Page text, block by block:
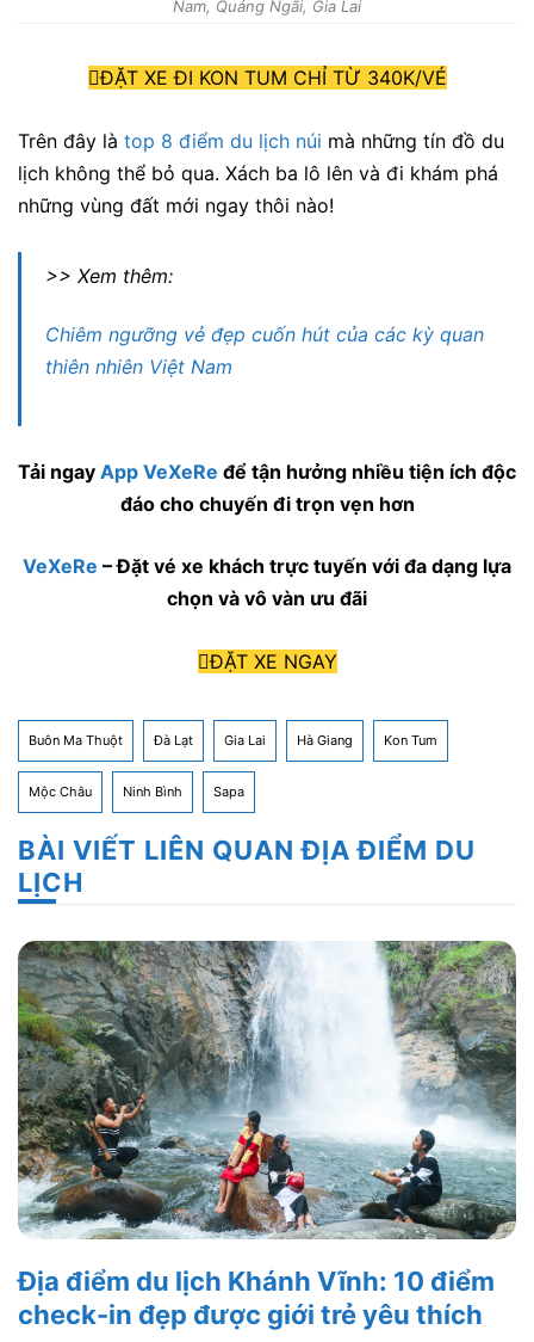
Nam, Quảng Ngãi, Gia Lai
ĐẶT XE ĐI KON TUM CHỈ TỪ 340K/VÉ
Trên đây là top 8 điểm du lịch núi mà những tín đồ du
lịch không thể bỏ qua. Xách ba lô lên và đi khám phá
những vùng đất mới ngay thôi nào!
>> Xem thêm:
Chiêm ngưỡng vẻ đẹp cuốn hút của các kỳ quan
thiên nhiên Việt Nam
Tải ngay App VeXeRe để tận hưởng nhiều tiện ích độc
đáo cho chuyến đi trọn vẹn hơn
VeXeRe – Đặt vé xe khách trực tuyến với đa dạng lựa
chọn và vô vàn ưu đãi
ĐẶT XE NGAY
Buôn Ma Thuột Đà Lạt Gia Lai Hà Giang Kon Tum
Mộc Châu Ninh Bình Sapa
BÀI VIẾT LIÊN QUAN ĐỊA ĐIỂM DU
LỊCH
Địa điểm du lịch Khánh Vĩnh: 10 điểm
check-in đẹp được giới trẻ yêu thích